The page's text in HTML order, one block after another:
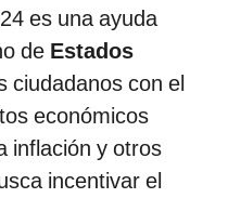
es una ayuda
de Estados
ciudadanos con el
económicos
inflación y otros
incentivar el